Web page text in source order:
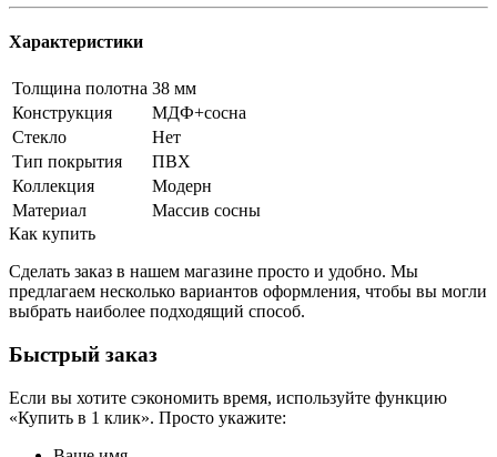
Характеристики
Толщина полотна 38 мм
Конструкция
МДФ+сосна
Стекло
Нет
Тип покрытия
ПВХ
Коллекция
Модерн
Материал
Массив сосны
Как купить
Сделать заказ в нашем магазине просто и удобно. Мы
предлагаем несколько вариантов оформления, чтобы вы могли
выбрать наиболее подходящий способ.
Быстрый заказ
Если вы хотите сэкономить время, используйте функцию
«Купить в 1 клик». Просто укажите: